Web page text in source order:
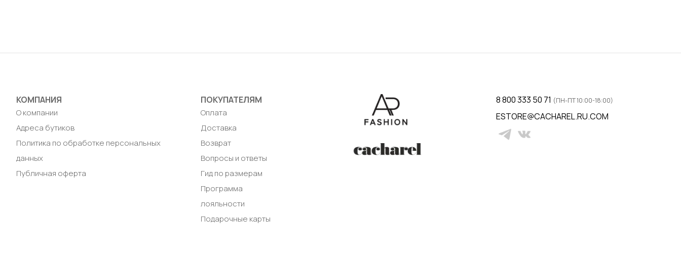
КОМПАНИЯ
О компании
Адреса бутиков
Политика по обработке персональных
данных
Публичная оферта
ПОКУПАТЕЛЯМ
Оплата
Доставка
Возврат
Вопросы и ответы
Гид по размерам
Программа
лояльности
Подарочные карты
8 800 333 50 71 (ПН-ПТ 10:00-18:00)
ESTORE@CACHAREL.RU.COM